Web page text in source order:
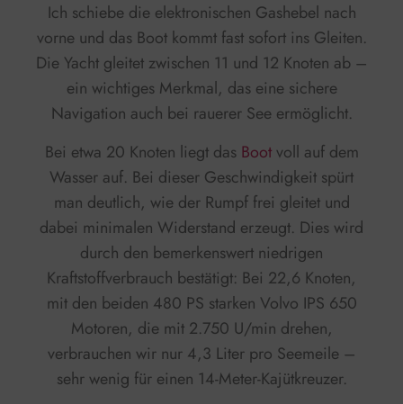
Ich schiebe die elektronischen Gashebel nach
vorne und das Boot kommt fast sofort ins Gleiten.
Die Yacht gleitet zwischen 11 und 12 Knoten ab –
ein wichtiges Merkmal, das eine sichere
Navigation auch bei rauerer See ermöglicht.
Bei etwa 20 Knoten liegt das Bootvoll auf dem
Wasser auf. Bei dieser Geschwindigkeit spürt
man deutlich, wie der Rumpf frei gleitet und
dabei minimalen Widerstand erzeugt. Dies wird
durch den bemerkenswert niedrigen
Kraftstoffverbrauch bestätigt: Bei 22,6 Knoten,
mit den beiden 480 PS starken Volvo IPS 650
Motoren, die mit 2.750 U/min drehen,
verbrauchen wir nur 4,3 Liter pro Seemeile –
sehr wenig für einen 14-Meter-Kajütkreuzer.